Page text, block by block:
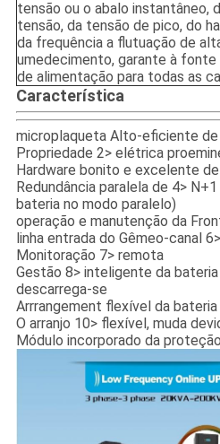
tensão ou o abalo instantâneo,
tensão, da tensão de pico, do
da frequência a flutuação de
umedecimento, garante à
de alimentação para todas as
Característica
microplaqueta Alto-eficiente de
Propriedade 2> elétrica
Hardware bonito e excelente
Redundância paralela de 4>
bateria no modo paralelo)
operação e manutenção da
linha entrada do Gêmeo-canal 6>
Monitoração 7> remota
Gestão 8> inteligente da
descarrega-se
Arrrangement flexível da bateria
O arranjo 10> flexível, muda
Módulo incorporado da